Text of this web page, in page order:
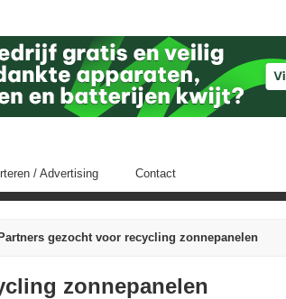
/ Advertising Contact
gezocht voor recycling zonnepanelen
zonnepanelen